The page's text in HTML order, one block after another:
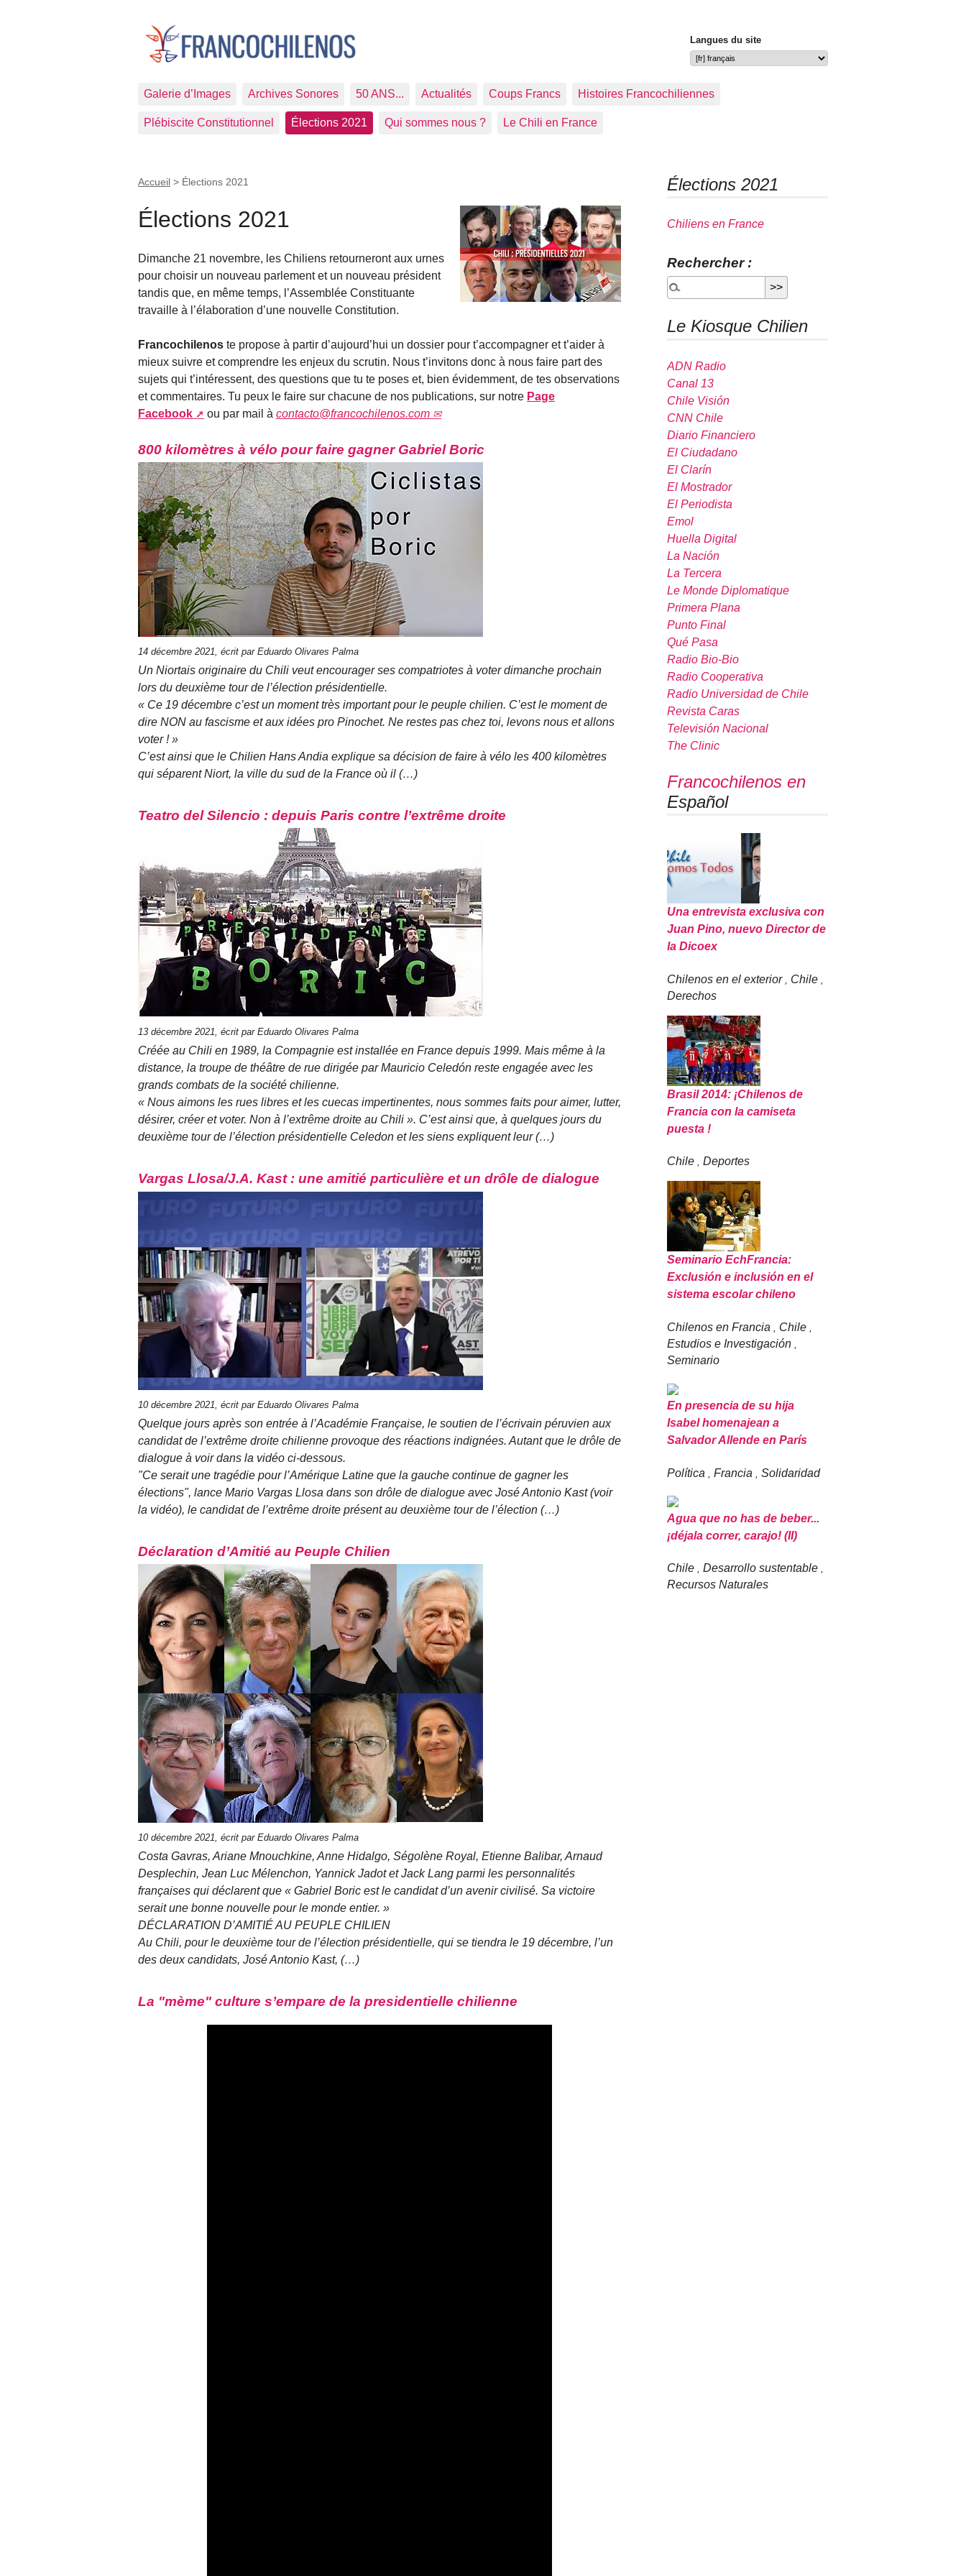
Langues du site
Galerie d’Images Archives Sonores 50 ANS... Actualités Coups Francs Histoires Francochiliennes
Plébiscite Constitutionnel Élections 2021 Qui sommes nous ? Le Chili en France
Accueil > Élections 2021
Élections 2021
Dimanche 21 novembre, les Chiliens retourneront aux urnes
pour choisir un nouveau parlement et un nouveau président
tandis que, en même temps, l’Assemblée Constituante
travaille à l’élaboration d’une nouvelle Constitution.
Francochilenos te propose à partir d’aujourd’hui un dossier pour t’accompagner et t’aider à
mieux suivre et comprendre les enjeux du scrutin. Nous t’invitons donc à nous faire part des
sujets qui t’intéressent, des questions que tu te poses et, bien évidemment, de tes observations
et commentaires. Tu peux le faire sur chacune de nos publications, sur notre Page
Facebook
ou par mail à contacto@francochilenos.com
800 kilomètres à vélo pour faire gagner Gabriel Boric
14 décembre 2021, écrit par Eduardo Olivares Palma
Un Niortais originaire du Chili veut encourager ses compatriotes à voter dimanche prochain
lors du deuxième tour de l’élection présidentielle.
« Ce 19 décembre c’est un moment très important pour le peuple chilien. C’est le moment de
dire NON au fascisme et aux idées pro Pinochet. Ne restes pas chez toi, levons nous et allons
voter ! »
C’est ainsi que le Chilien Hans Andia explique sa décision de faire à vélo les 400 kilomètres
qui séparent Niort, la ville du sud de la France où il (…)
Teatro del Silencio : depuis Paris contre l’extrême droite
13 décembre 2021, écrit par Eduardo Olivares Palma
Créée au Chili en 1989, la Compagnie est installée en France depuis 1999. Mais même à la
distance, la troupe de théâtre de rue dirigée par Mauricio Celedón reste engagée avec les
grands combats de la société chilienne.
« Nous aimons les rues libres et les cuecas impertinentes, nous sommes faits pour aimer, lutter,
désirer, créer et voter. Non à l’extrême droite au Chili ». C’est ainsi que, à quelques jours du
deuxième tour de l’élection présidentielle Celedon et les siens expliquent leur (…)
Vargas Llosa/J.A. Kast : une amitié particulière et un drôle de dialogue
10 décembre 2021, écrit par Eduardo Olivares Palma
Quelque jours après son entrée à l’Académie Française, le soutien de l’écrivain péruvien aux
candidat de l’extrême droite chilienne provoque des réactions indignées. Autant que le drôle de
dialogue à voir dans la vidéo ci-dessous.
"Ce serait une tragédie pour l’Amérique Latine que la gauche continue de gagner les
élections", lance Mario Vargas Llosa dans son drôle de dialogue avec José Antonio Kast (voir
la vidéo), le candidat de l’extrême droite présent au deuxième tour de l’élection (…)
Déclaration d’Amitié au Peuple Chilien
10 décembre 2021, écrit par Eduardo Olivares Palma
Costa Gavras, Ariane Mnouchkine, Anne Hidalgo, Ségolène Royal, Etienne Balibar, Arnaud
Desplechin, Jean Luc Mélenchon, Yannick Jadot et Jack Lang parmi les personnalités
françaises qui déclarent que « Gabriel Boric est le candidat d’un avenir civilisé. Sa victoire
serait une bonne nouvelle pour le monde entier. »
DÉCLARATION D’AMITIÉ AU PEUPLE CHILIEN
Au Chili, pour le deuxième tour de l’élection présidentielle, qui se tiendra le 19 décembre, l’un
des deux candidats, José Antonio Kast, (…)
La "mème" culture s’empare de la presidentielle chilienne
Video
Élections 2021
Chiliens en France
Rechercher :
Le Kiosque Chilien
ADN Radio
Canal 13
Chile Visión
CNN Chile
Diario Financiero
El Ciudadano
El Clarín
El Mostrador
El Periodista
Emol
Huella Digital
La Nación
La Tercera
Le Monde Diplomatique
Primera Plana
Punto Final
Qué Pasa
Radio Bio-Bio
Radio Cooperativa
Radio Universidad de Chile
Revista Caras
Televisión Nacional
The Clinic
Francochilenos en
Español
Una entrevista exclusiva con
Juan Pino, nuevo Director de
la Dicoex
Chilenos en el exterior Chile
Derechos
Brasil 2014: ¡Chilenos de
Francia con la camiseta
puesta !
Chile ,Deportes
Seminario EchFrancia:
Exclusión e inclusión en el
sistema escolar chileno
Chilenos en Francia Chile
Estudios e Investigación
Seminario
En presencia de su hija
Isabel homenajean a
Salvador Allende en París
Política ,Francia ,Solidaridad
Agua que no has de beber...
¡déjala correr, carajo! (II)
Chile ,Desarrollo sustentable
Recursos Naturales